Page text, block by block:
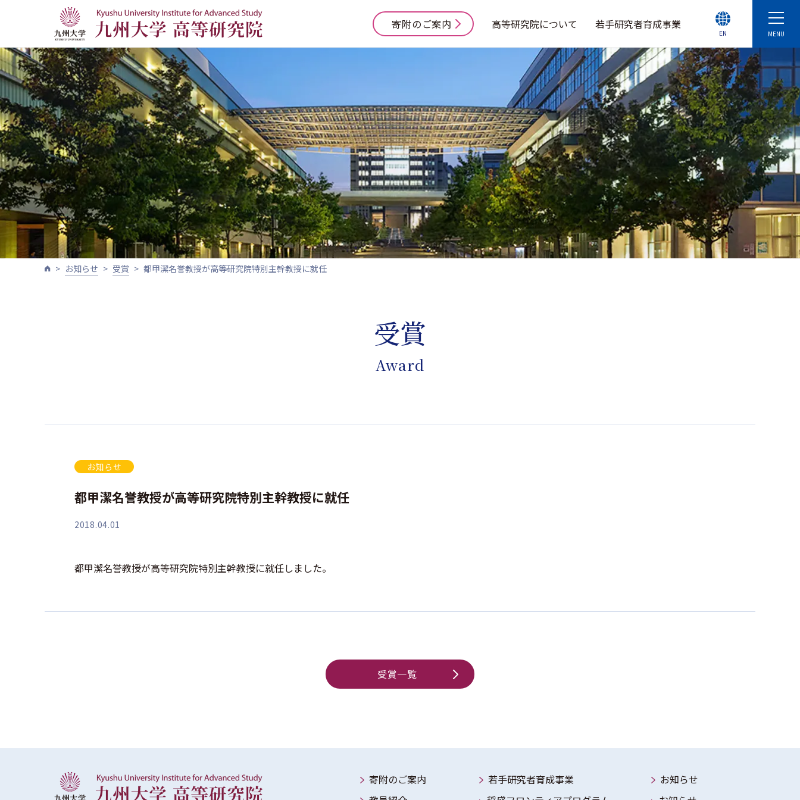
寄附のご案内 高等研究院について 若手研究者育成事業
MENU
EN
お知らせ 受賞 都甲潔名誉教授が高等研究院特別主幹教授に就任
受賞
Award
お知らせ
都甲潔名誉教授が高等研究院特別主幹教授に就任
2018.04.01
都甲潔名誉教授が高等研究院特別主幹教授に就任しました。
受賞一覧
寄附のご案内
若手研究者育成事業
お知らせ